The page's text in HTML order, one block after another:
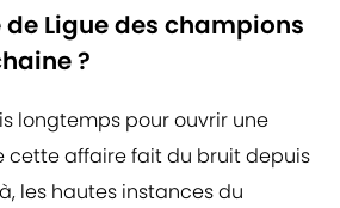
de Ligue des champions
?
longtemps pour ouvrir une
cette affaire fait du bruit depuis
les hautes instances du